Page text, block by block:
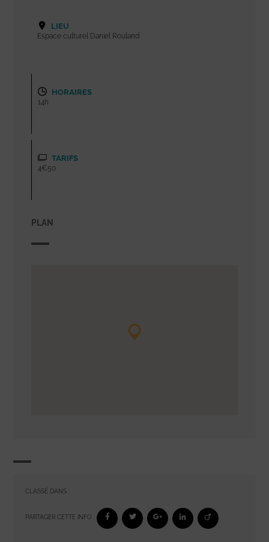
LIEU
Espace culturel Daniel Rouland
HORAIRES
14h
TARIFS
4€50
PLAN
CLASSÉ DANS :
PARTAGER CETTE INFO :